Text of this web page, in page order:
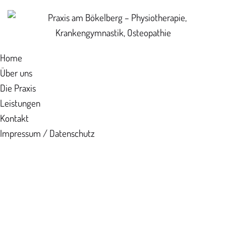
Home
Über uns
Die Praxis
Leistungen
Kontakt
Impressum / Datenschutz